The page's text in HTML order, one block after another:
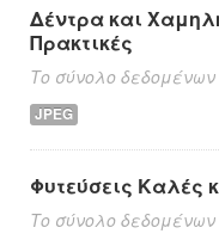
Δέντρα και
Πρακτικές
Το σύνολο
JPEG
Φυτεύσεις Καλές
Το σύνολο